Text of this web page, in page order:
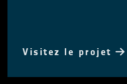
Visitez le projet